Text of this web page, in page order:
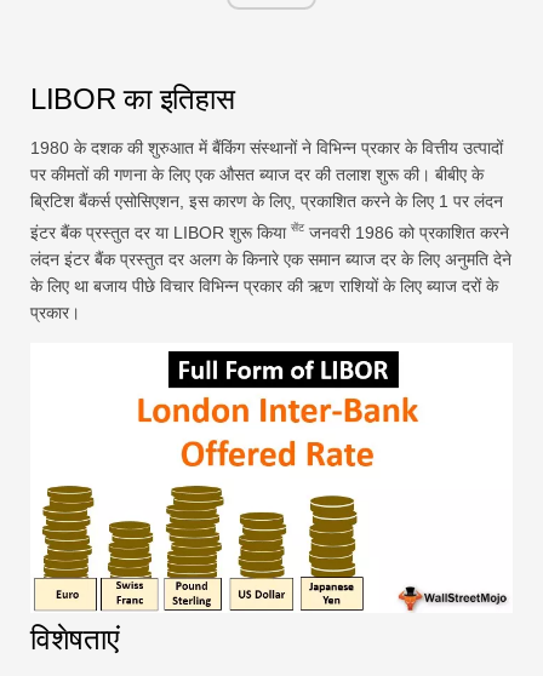
LIBOR का इतिहास
1980 के दशक की शुरुआत में बैंकिंग संस्थानों ने विभिन्न प्रकार के वित्तीय उत्पादों
पर कीमतों की गणना के लिए एक औसत ब्याज दर की तलाश शुरू की। बीबीए के
ब्रिटिश बैंकर्स एसोसिएशन, इस कारण के लिए, प्रकाशित करने के लिए 1 पर लंदन
इंटर बैंक प्रस्तुत दर या LIBOR शुरू किया सेंट जनवरी 1986 को प्रकाशित करने
लंदन इंटर बैंक प्रस्तुत दर अलग के किनारे एक समान ब्याज दर के लिए अनुमति देने
के लिए था बजाय पीछे विचार विभिन्न प्रकार की ऋण राशियों के लिए ब्याज दरों के
प्रकार।
विशेषताएं